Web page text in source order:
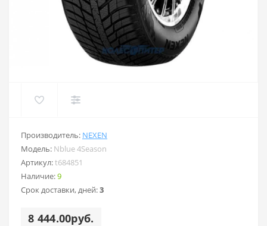
Производитель: NEXEN
Модель: Nblue 4Season
Артикул:t684851
Наличие:9
Срок доставки, дней:3
8 444.00руб.